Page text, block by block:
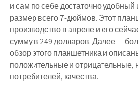
и сам по себе достаточно удобный
размер всего 7-дюймов. Этот
производство в апреле и его
сумму в 249 долларов. Далее —
обзор этого планшетника и
положительные и отрицательные,
потребителей, качества.